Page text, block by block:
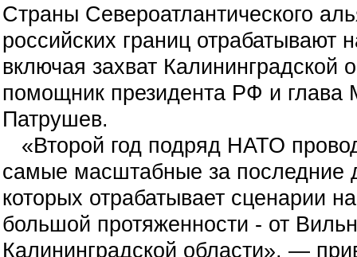
Страны Североатлантического
российских границ отрабатывают
включая захват Калининградской
помощник президента РФ и глава
Патрушев.
«Второй год подряд НАТО
самые масштабные за последние
которых отрабатывает сценарии
большой протяженности - от
Калининградской области», —